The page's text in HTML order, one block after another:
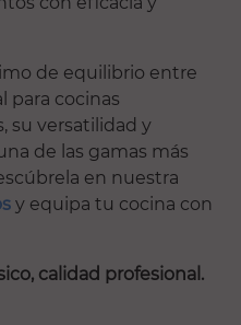
de equilibrio entre
para cocinas
su versatilidad y
de las gamas más
en nuestra
y equipa tu cocina con
calidad profesional.